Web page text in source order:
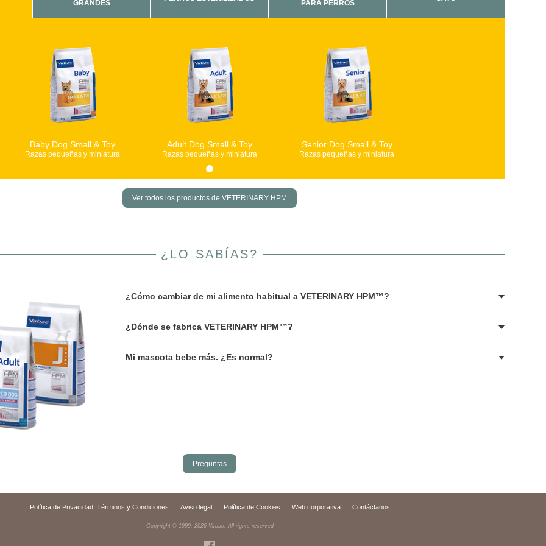
GRANDES
PARA PERROS
Baby Dog Small & Toy
Razas pequeñas y miniatura
Adult Dog Small & Toy
Razas pequeñas y miniatura
Senior Dog Small & Toy
Razas pequeñas y miniatura
Ver todos los productos de VETERINARY HPM
¿LO SABÍAS?
¿Cómo cambiar de mi alimento habitual a VETERINARY HPM™?
¿Dónde se fabrica VETERINARY HPM™?
Mi mascota bebe más. ¿Es normal?
Preguntas
Política de Privacidad, Términos y Condiciones Aviso legal Política de Cookies Web corporativa Contáctanos
Copyright © 1999, 2026Virbac. All rights reserved